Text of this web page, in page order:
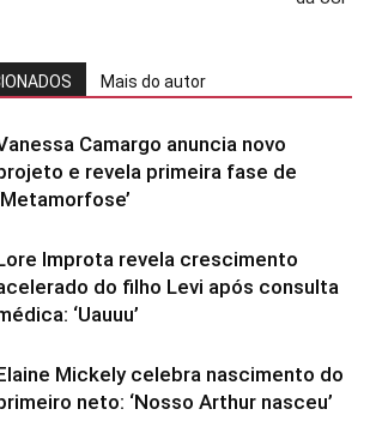
Mais do autor
Camargo anuncia novo
e revela primeira fase de
Improta revela crescimento
do filho Levi após consulta
‘Uauuu’
Mickely celebra nascimento do
neto: ‘Nosso Arthur nasceu’